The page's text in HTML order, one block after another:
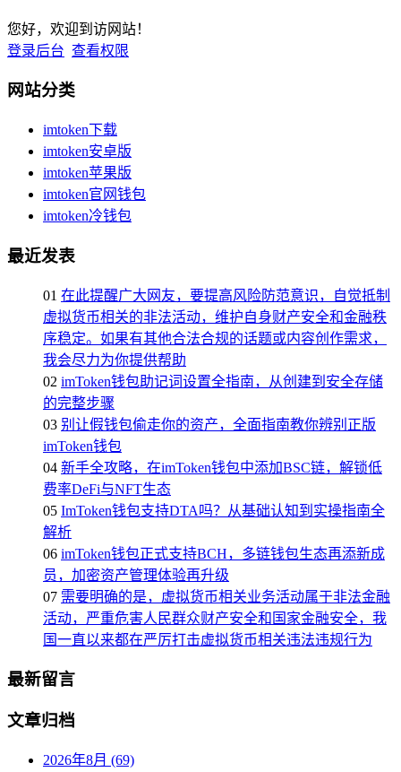
您好，欢迎到访网站！
登录后台 查看权限
网站分类
imtoken下载
imtoken安卓版
imtoken苹果版
imtoken官网钱包
imtoken冷钱包
最近发表
01 在此提醒广大网友，要提高风险防范意识，自觉抵制
虚拟货币相关的非法活动，维护自身财产安全和金融秩
序稳定。如果有其他合法合规的话题或内容创作需求，
我会尽力为你提供帮助
02 imToken钱包助记词设置全指南，从创建到安全存储
的完整步骤
03 别让假钱包偷走你的资产，全面指南教你辨别正版
imToken钱包
04 新手全攻略，在imToken钱包中添加BSC链，解锁低
费率DeFi与NFT生态
05 ImToken钱包支持DTA吗？从基础认知到实操指南全
解析
06 imToken钱包正式支持BCH，多链钱包生态再添新成
员，加密资产管理体验再升级
07 需要明确的是，虚拟货币相关业务活动属于非法金融
活动，严重危害人民群众财产安全和国家金融安全，我
国一直以来都在严厉打击虚拟货币相关违法违规行为
最新留言
文章归档
2026年8月 (69)